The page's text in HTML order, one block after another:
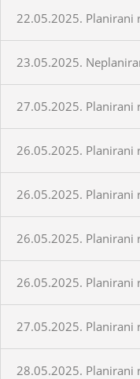
22.05.2025. Planirani
23.05.2025.
27.05.2025. Planirani
26.05.2025. Planirani
26.05.2025. Planirani
26.05.2025. Planirani
26.05.2025. Planirani
27.05.2025. Planirani
28.05.2025. Planirani